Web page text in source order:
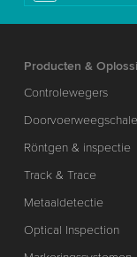
Producten &
Controlewegers
Röntgen & inspectie
Track & Trace
Metaaldetectie
Optical Inspection